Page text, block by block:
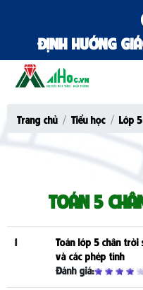
ĐỊNH HƯỚNG
Trang chủ Tiểu học Lớp 5
TOÁN 5
1
Toán lớp 5 chân trời
và các phép tính
Đánh giá: